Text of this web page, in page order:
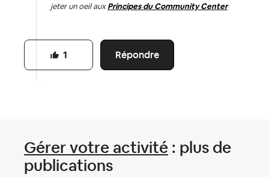
jeter un oeil aux Principes du Community Center
Répondre
1
Gérer votre activité : plus de
publications